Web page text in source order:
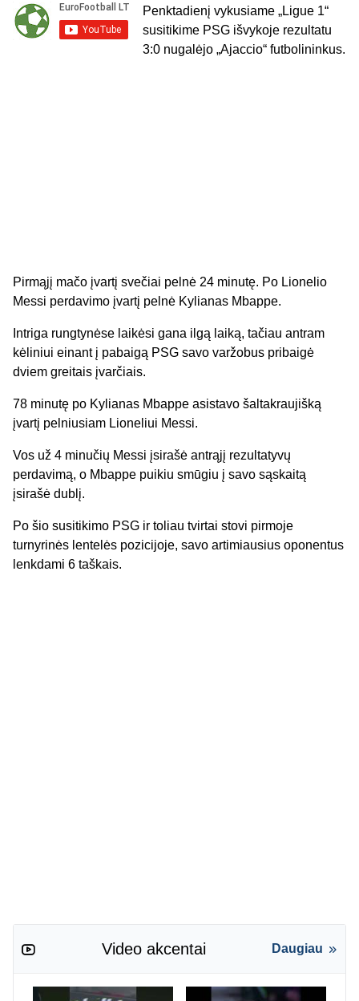
Penktadienį vykusiame „Ligue 1“
susitikime PSG išvykoje rezultatu
3:0 nugalėjo „Ajaccio“ futbolininkus.
Pirmąjį mačo įvartį svečiai pelnė 24 minutę. Po Lionelio
Messi perdavimo įvartį pelnė Kylianas Mbappe.
Intriga rungtynėse laikėsi gana ilgą laiką, tačiau antram
kėliniui einant į pabaigą PSG savo varžobus pribaigė
dviem greitais įvarčiais.
78 minutę po Kylianas Mbappe asistavo šaltakraujišką
įvartį pelniusiam Lioneliui Messi.
Vos už 4 minučių Messi įsirašė antrąjį rezultatyvų
perdavimą, o Mbappe puikiu smūgiu į savo sąskaitą
įsirašė dublį.
Po šio susitikimo PSG ir toliau tvirtai stovi pirmoje
turnyrinės lentelės pozicijoje, savo artimiausius oponentus
lenkdami 6 taškais.
Video akcentai Daugiau